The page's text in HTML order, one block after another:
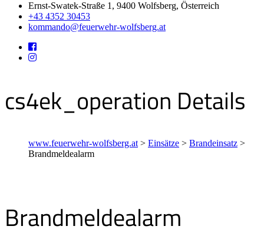
Ernst-Swatek-Straße 1, 9400 Wolfsberg, Österreich
+43 4352 30453
kommando@feuerwehr-wolfsberg.at
cs4ek_operation Details
www.feuerwehr-wolfsberg.at > Einsätze > Brandeinsatz >
Brandmeldealarm
Brandmeldealarm